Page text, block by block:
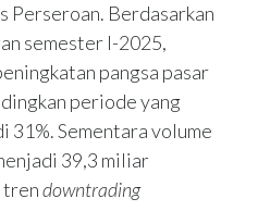
Perseroan. Berdasarkan
semester I-2025,
pangsa pasar
periode yang
31%. Sementara volume
39,3 miliar
trendowntrading